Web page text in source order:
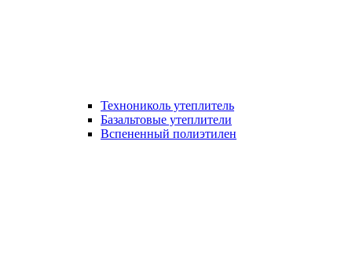
Технониколь утеплитель
Базальтовые утеплители
Вспененный полиэтилен